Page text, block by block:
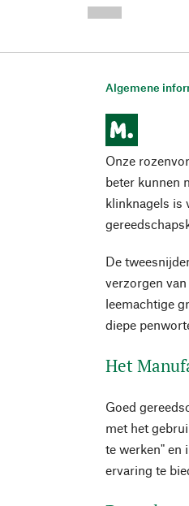
Algemene
Onze
beter kunnen
klinknagels is
De
verzorgen
leemachtige
diepe
Het
Goed
met het
te werken" en
ervaring te